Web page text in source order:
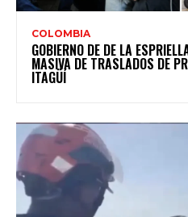
COLOMBIA
GOBIERNO DE DE LA
MASIVA DE TRASLADOS DE
ITAGÜÍ